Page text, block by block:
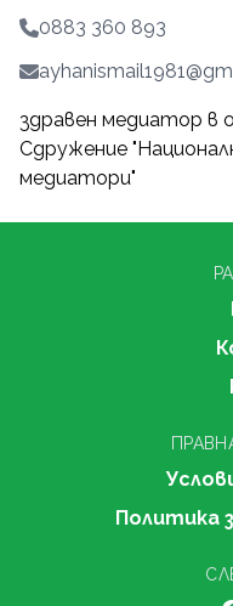
0883 360 893
здравен медиатор в
Сдружение
медиатори"
Политика